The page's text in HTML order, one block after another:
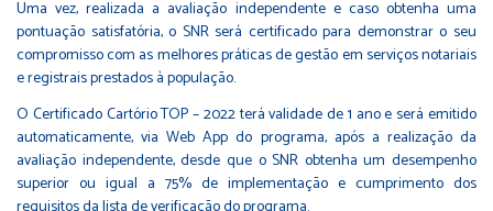
Uma vez, realizada a avaliação independente e caso obtenha uma
pontuação satisfatória, o SNR será certificado para demonstrar o seu
compromisso com as melhores práticas de gestão em serviços notariais
e registrais prestados à população.
O Certificado Cartório TOP – 2022 terá validade de 1 ano e será emitido
automaticamente, via Web App do programa, após a realização da
avaliação independente, desde que o SNR obtenha um desempenho
superior ou igual a 75% de implementação e cumprimento dos